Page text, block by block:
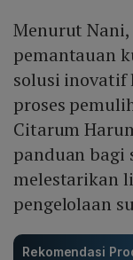
Menurut
pemantauan
solusi inovatif
proses
Citarum
panduan bagi
melestarikan
pengelolaan
Rekomendasi